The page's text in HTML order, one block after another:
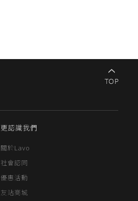
更認識我們
關於Lavo
社會認同
優惠活動
友站商城